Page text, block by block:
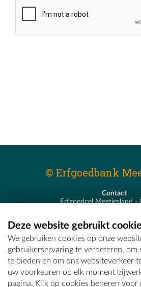
© Erfgoedbank
Contact
Erfgoedcel Meetjesland -
T - 09 373 75 96
E -
Deze website gebruikt
We gebruiken cookies op onze
gebruikerservaring te verbeteren, om
te bieden en om ons websiteverkeer
uw voorkeuren op elk moment
pagina. Klik op cookies beheren voor